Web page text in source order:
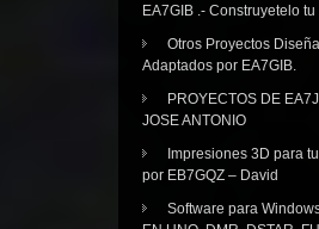
EA7GIB .- Construyetelo
Otros Proyectos
Adaptados por EA7GIB.
PROYECTOS DE
JOSE ANTONIO
Impresiones 3D para
por EB7GQZ – David
Software para